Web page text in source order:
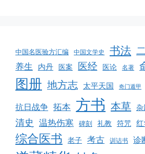
中国名医验方汇编 中国文学史 书法
养生 内丹 医案 医经 医论 名著
图册 地方志 太平天国 奇门遁甲
抗日战争 拓本 方书 本草 杂
清史 温热伤寒 碑刻 礼教 符咒
综合医书 老子 考古 训诂书 诊